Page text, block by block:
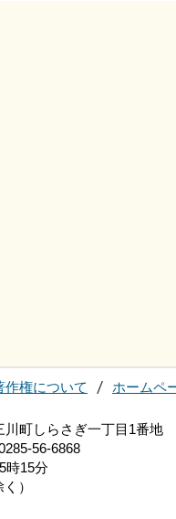
作権について ホームペ
町しらさぎ一丁目1番地
56-6868
時15分
）